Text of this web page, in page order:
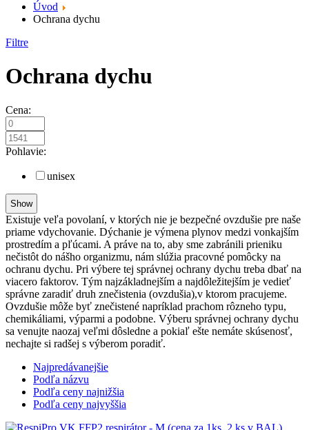
Úvod
Ochrana dychu
Filtre
Ochrana dychu
Cena:
Pohlavie:
unisex
Existuje veľa povolaní, v ktorých nie je bezpečné ovzdušie pre naše
priame vdychovanie. Dýchanie je výmena plynov medzi vonkajším
prostredím a pľúcami. A práve na to, aby sme zabránili prieniku
nečistôt do nášho organizmu, nám slúžia pracovné pomôcky na
ochranu dychu. Pri výbere tej správnej ochrany dychu treba dbať na
viacero faktorov. Tým najzákladnejším a najdôležitejším je vedieť
správne zaradiť druh znečistenia (ovzdušia),v ktorom pracujeme.
Ovzdušie môže byť znečistené napríklad prachom rôzneho typu,
chemikáliami, výparmi a podobne. Výberu správnej ochrany dychu
sa venujte naozaj veľmi dôsledne a pokiaľ ešte nemáte skúsenosť,
nechajte si radšej s výberom poradiť.
Najpredávanejšie
Podľa názvu
Podľa ceny najnižšia
Podľa ceny najvyššia